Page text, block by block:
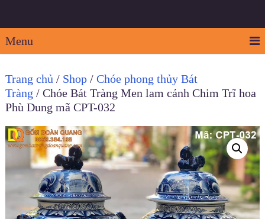
Menu
Trang chủ / Shop/ Chóe phong thủy Bát
Tràng / Chóe Bát Tràng Men lam cảnh Chim Trĩ hoa
Phù Dung mã CPT-032